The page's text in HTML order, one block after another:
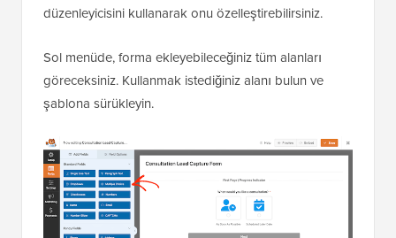
düzenleyicisini kullanarak onu özelleştirebilirsiniz.
Sol menüde, forma ekleyebileceğiniz tüm alanları
göreceksiniz. Kullanmak istediğiniz alanı bulun ve
şablona sürükleyin.